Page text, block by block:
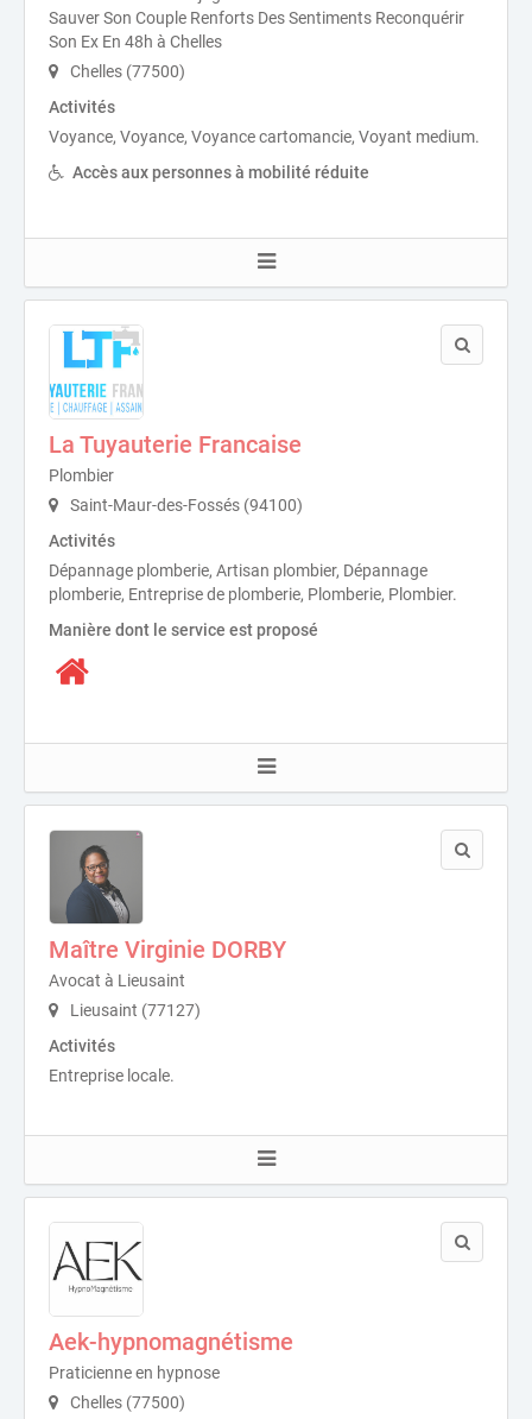
Sauver Son Couple Renforts Des Sentiments Reconquérir
Son Ex En 48h à Chelles
Chelles (77500)
Activités
Voyance, Voyance, Voyance cartomancie, Voyant medium.
Accès aux personnes à mobilité réduite
La Tuyauterie Francaise
Plombier
Saint-Maur-des-Fossés (94100)
Activités
Dépannage plomberie, Artisan plombier, Dépannage
plomberie, Entreprise de plomberie, Plomberie, Plombier.
Manière dont le service est proposé
Maître Virginie DORBY
Avocat à Lieusaint
Lieusaint (77127)
Activités
Entreprise locale.
Aek-hypnomagnétisme
Praticienne en hypnose
Chelles (77500)